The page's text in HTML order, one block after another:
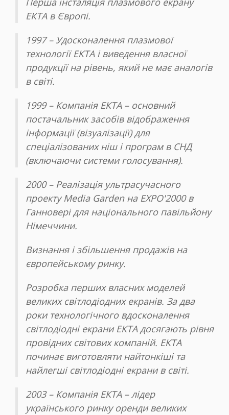
ЕКТА в Європі.
1997 – Удосконалення плазмової
технології ЕКТА і виведення власної
продукції на рівень, який не має аналогів
в світі.
1999 – Компанія ЕКТА – основний
постачальник засобів відображення
інформації (візуалізації) для
спеціалізованих ніш і програм в СНД
(включаючи системи голосування).
2000 – Реалізація ультрасучасного
проекту Media Garden на EXPO'2000 в
Ганновері для національного павільйону
Німеччини.
Визнання і збільшення продажів на
європейському ринку.
Розробка перших власних моделей
великих світлодіодних екранів. За два
роки технологічного вдосконалення
світлодіодні екрани ЕКТА досягають рівня
провідних світових компаній. ЕКТА
починає виготовляти найтонкіші та
найлегші світлодіодні екрани в світі.
2003 – Компанія ЕКТА – лідер
українського ринку оренди великих